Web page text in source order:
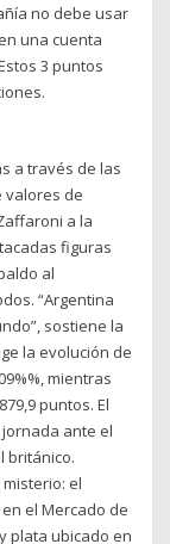
no debe usar
una cuenta
3 puntos
a través de las
valores de
a la
figuras
al
“Argentina
sostiene la
la evolución de
mientras
puntos. El
ante el
británico.
el
el Mercado de
plata ubicado en